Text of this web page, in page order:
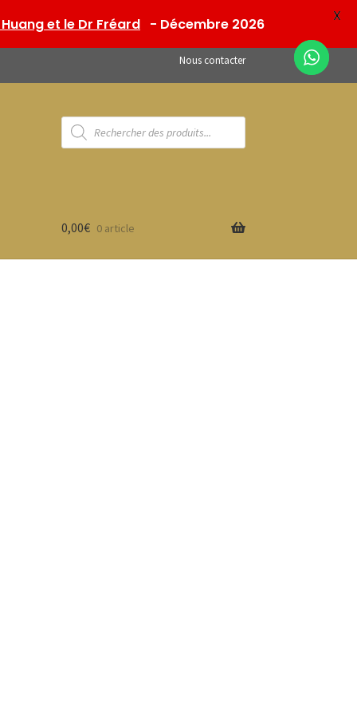
Nous contacter
Recherche
de
produits
0,00€ 0 article
et le Dr Fréard - Décembre 2026 X